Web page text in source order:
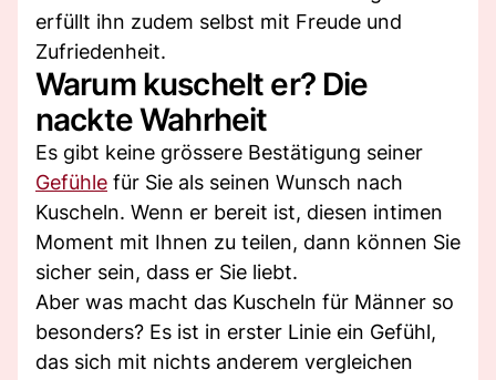
erfüllt ihn zudem selbst mit Freude und
Zufriedenheit.
Warum kuschelt er? Die
nackte Wahrheit
Es gibt keine grössere Bestätigung seiner
Gefühle für Sie als seinen Wunsch nach
Kuscheln. Wenn er bereit ist, diesen intimen
Moment mit Ihnen zu teilen, dann können Sie
sicher sein, dass er Sie liebt.
Aber was macht das Kuscheln für Männer so
besonders? Es ist in erster Linie ein Gefühl,
das sich mit nichts anderem vergleichen